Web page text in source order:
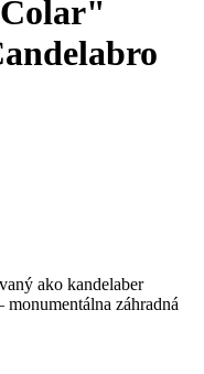
ako kandelaber
záhradná